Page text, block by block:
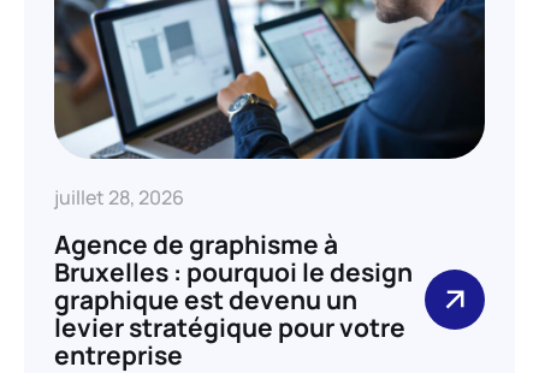
juillet 28, 2026
Agence de graphisme à
Bruxelles : pourquoi le design
graphique est devenu un
levier stratégique pour votre
entreprise